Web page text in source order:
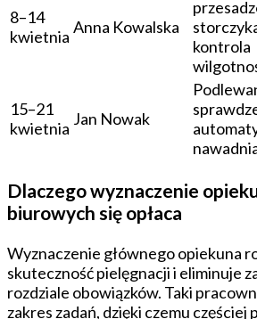
8–14
kwietnia Anna Kowalska
kontrola
15–21
kwietnia Jan Nowak
Dlaczego wyznaczenie
biurowych się opłaca
Wyznaczenie głównego opiekuna
skuteczność pielęgnacji i eliminuje
rozdziale obowiązków. Taki
zakres zadań, dzięki czemu częściej